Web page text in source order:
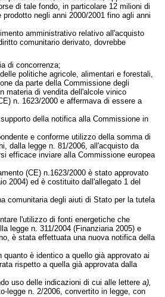
di tale fondo, in particolare 12 milioni di
negli anni 2000/2001 fino agli anni
amministrativo relativo all'acquisto
comunitario derivato, dovrebbe
di concorrenza;
politiche agricole, alimentari e forestali,
da parte della Commissione degli
materia di vendita dell'alcole vinico
n. 1623/2000 e affermava di essere a
della notifica alla Commissione in
e conforme utilizzo della somma di
dalla legge n. 81/2006, all'acquisto da
efficace inviare alla Commissione europea
(CE) n.1623/2000 è stato approvato
2004) ed è costituito dall'allegato 1 del
comunitaria degli aiuti di Stato per la tutela
l'utilizzo di fonti energetiche che
legge n. 311/2004 (Finanziaria 2005) e
è stata effettuata una nuova notifica della
è identico a quello già approvato ai
rispetto a quella già approvata dalla
uso delle indicazioni di cui alle lettere a),
legge n. 2/2006, convertito in legge, con